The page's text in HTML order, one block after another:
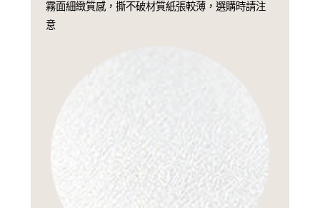
霧面細緻質感，撕不破材質紙張較薄，選購時請注
意